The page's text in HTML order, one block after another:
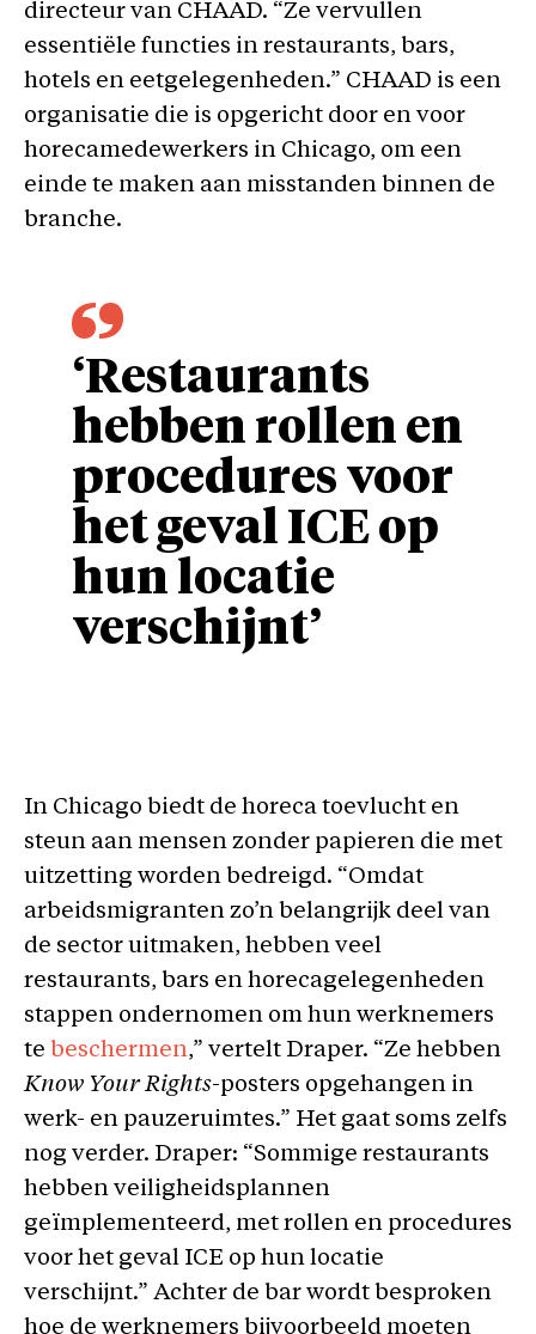
directeur van CHAAD. “Ze vervullen
essentiële functies in restaurants, bars,
hotels en eetgelegenheden.” CHAAD is een
organisatie die is opgericht door en voor
horecamedewerkers in Chicago, om een
einde te maken aan misstanden binnen de
branche.
‘Restaurants
hebben rollen en
procedures voor
het geval ICE op
hun locatie
verschijnt’
In Chicago biedt de horeca toevlucht en
steun aan mensen zonder papieren die met
uitzetting worden bedreigd. “Omdat
arbeidsmigranten zo’n belangrijk deel van
de sector uitmaken, hebben veel
restaurants, bars en horecagelegenheden
stappen ondernomen om hun werknemers
te beschermen,” vertelt Draper. “Ze hebben
Know Your Rights-posters opgehangen in
werk- en pauzeruimtes.” Het gaat soms zelfs
nog verder. Draper: “Sommige restaurants
hebben veiligheidsplannen
geïmplementeerd, met rollen en procedures
voor het geval ICE op hun locatie
verschijnt.” Achter de bar wordt besproken
hoe de werknemers bijvoorbeeld moeten